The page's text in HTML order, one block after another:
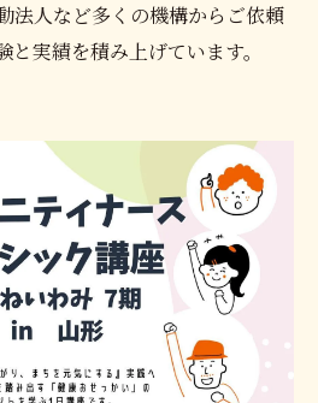
法人など多くの機構からご依頼
実績を積み上げています。